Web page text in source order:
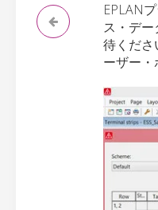
EPLAN
ス・デ
待くださ
ーザー・